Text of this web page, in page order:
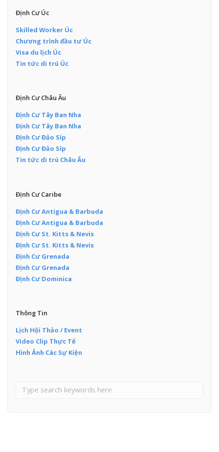
Định Cư Úc
Skilled Worker Úc
Chương trình đầu tư Úc
Visa du lịch Úc
Tin tức di trú Úc
Định Cư Châu Âu
Định Cư Tây Ban Nha
Định Cư Tây Ban Nha
Định Cư Đảo Síp
Định Cư Đảo Síp
Tin tức di trú Châu Âu
Định Cư Caribe
Định Cư Antigua & Barbuda
Định Cư Antigua & Barbuda
Định Cư St. Kitts & Nevis
Định Cư St. Kitts & Nevis
Định Cư Grenada
Định Cư Grenada
Định Cư Dominica
Thông Tin
Lịch Hội Thảo / Event
Video Clip Thực Tế
Hình Ảnh Các Sự Kiện